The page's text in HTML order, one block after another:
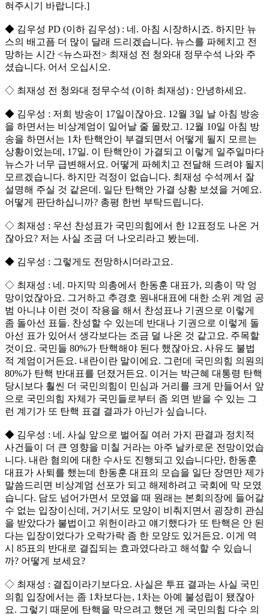
혀주시기 바랍니다.]
◆ 김우성 PD (이하 김우성) : 네. 아침 시장하시죠. 하지만 뉴
스의 배고픔 더 많이 달래 드리겠습니다. 뉴스를 파헤치고 전
망하는 시간 <뉴스파전> 최재성 전 청와대 정무수석 나와 주
셨습니다. 어서 오십시오.
◇ 최재성 전 청와대 정무수석 (이하 최재성) : 안녕하세요.
◆ 김우성 : 저희 방송이 17일이잖아요. 12월 3일 날 아침 방송
을 하면서는 비상계엄이 일어날 줄 몰랐고. 12월 10일 아침 방
송을 하면서는 1차 탄핵안이 부결되면서 어떻게 될지 모르는
상황이었는데, 17일. 이 탄핵안이 가결되고 이렇게 일주일마다
뉴스가 너무 급변해서요. 어떻게 파헤치고 전달해 드려야 될지
모르겠습니다. 하지만 걱정이 없습니다. 최재성 수석께서 잘
설명해 주실 것 같은데. 일단 탄핵안 가결 상황 보셨을 거예요.
어떻게 판단하십니까? 총평 한번 부탁드립니다.
◇ 최재성 : 우선 찬성표가 국민의힘에서 한 12표정도 나온 거
잖아요? 저는 사실 조금 더 나오리라고 봤는데.
◆ 김우성 : 그렇게도 전망하시더라고요.
◇ 최재성 : 네. 마지막 의총에서 한동훈 대표가, 의총이 막 엉
망이었잖아요. 그거하고 추경호 원내대표에 대한 소위 계엄 공
범 아니냐 이런 것이 작용을 해서 찬성표나 기권으로 이렇게
좀 돌아선 표들. 찬성할 수 있는데 반대나 기권으로 이렇게 돌
아선 표가 있어서 생각보다는 조금 덜 나온 것 같고요. 주목할
것이요. 국민들 80%가 탄핵해야 된다 했잖아요. 사유도 불법
적 계엄이거든요. 내란이란 말이에요. 그런데 국민의힘 의원의
80%가 탄핵 반대표를 던졌거든요. 이거는 박근혜 대통령 탄핵
당시보다 훨씬 더 국민의힘이 민심과 거리를 크게 만들어서 앞
으로 국민의힘 자체가 국민들로부터 좀 외면 받을 수 있는 그
런 계기가 또 탄핵 표결 결과가 아닌가 싶습니다.
◆ 김우성 : 네. 사실 앞으로 벌어질 여러 가지 판결과 정치적
사건들이 더 큰 영향을 미칠 거라는 아주 날카로운 전망이었습
니다. 내란 혐의에 대한 수사도 진행되고 있습니다만, 한동훈
대표가 사퇴를 했는데 한동훈 대표의 모습을 일단 장면만 제가
말씀드리면 비상계엄 선포가 되고 해제하려고 국회에 막 모였
습니다. 담도 넘어가면서 모였을 때 원래는 본회의장에 들어갈
수 없는 입장이신데, 거기서도 모양이 비춰지면서 굉장히 관심
을 받았다가 불법이고 위헌이라고 얘기했다가 또 탄핵은 안 된
다는 입장이었다가 오락가락 좀 한 모양도 있거든요. 이게 역
시 85표의 반대로 결집되는 효과였다라고 해석할 수 있습니
까? 어떻게 보세요?
◇ 최재성 : 결집이라기보다요. 사실은 투표 결과는 사실 국민
의힘 입장에서는 좀 1차보다는, 1차는 아예 불성립이 됐잖아
요. 그렇기 때문에 탄핵을 막으려고 했던 게 국민의힘 다수 의